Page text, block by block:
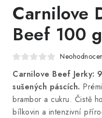
Carnilove
Beef 100
Carnilove Beef Jerky:
sušených páscích.
brambor a cukru. Čistě
bílkovin a intenzivní